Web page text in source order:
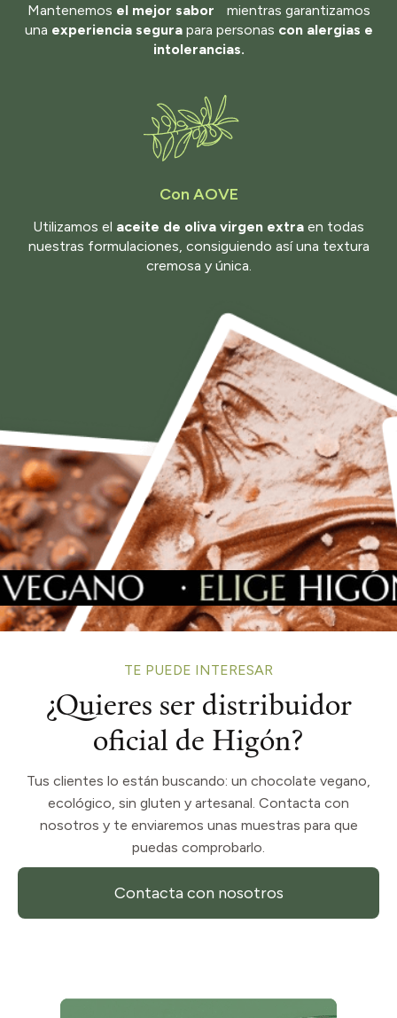
Mantenemos el mejor sabor mientras garantizamos
una experiencia segurapara personas con alergias e
intolerancias.
Con AOVE
Utilizamos el aceite de oliva virgen extra en todas
nuestras formulaciones, consiguiendo así una textura
cremosa y única.
TE PUEDE INTERESAR
¿Quieres ser distribuidor
oficial de Higón?
Tus clientes lo están buscando: un chocolate vegano,
ecológico, sin gluten y artesanal. Contacta con
nosotros y te enviaremos unas muestras para que
puedas comprobarlo.
Contacta con nosotros